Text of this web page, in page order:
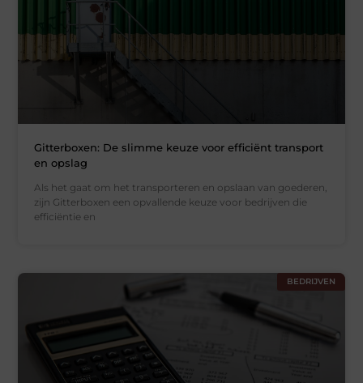
Gitterboxen: De slimme keuze voor efficiënt transport
en opslag
Als het gaat om het transporteren en opslaan van goederen,
zijn Gitterboxen een opvallende keuze voor bedrijven die
efficiëntie en
BEDRIJVEN